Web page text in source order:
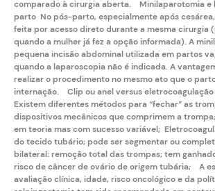
comparado à cirurgia aberta. Minilaparotomia e
parto No pós-parto, especialmente após
feita por acesso direto durante a mesma cirurgia
quando a mulher já fez a opção informada). A
pequena incisão abdominal utilizada em partos
quando a laparoscopia não é indicada. A
realizar o procedimento no mesmo ato que o
internação. Clip ou anel versus
Existem diferentes métodos para “fechar” as
dispositivos mecânicos que comprimem a
em teoria mas com sucesso variável;
do tecido tubário; pode ser segmentar ou
bilateral: remoção total das trompas; tem
risco de câncer de ovário de origem tubária; A
avaliação clínica, idade, risco oncológico e da